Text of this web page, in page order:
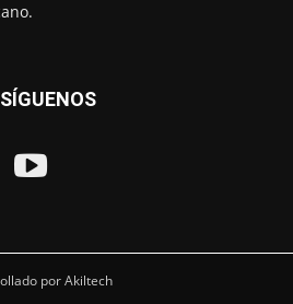
SÍGUENOS
por Akiltech